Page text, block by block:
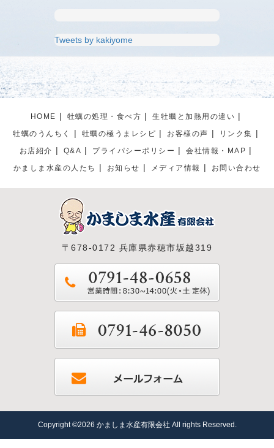
Tweets by kakiyome
HOME 牡蠣の処理・食べ方
生牡蠣と加熱用の違い
牡蠣のうんちく
牡蠣の極うまレシピ お客様の声
リンク集
お店紹介
Q&A プライパシーポリシー
会社情報・MAP
かましま水産の人たち
お知らせ メディア情報 お問い合わせ
〒678-0172 兵庫県赤穂市坂越319
Copyright ©2026 かましま水産有限会社 All rights Reserved.